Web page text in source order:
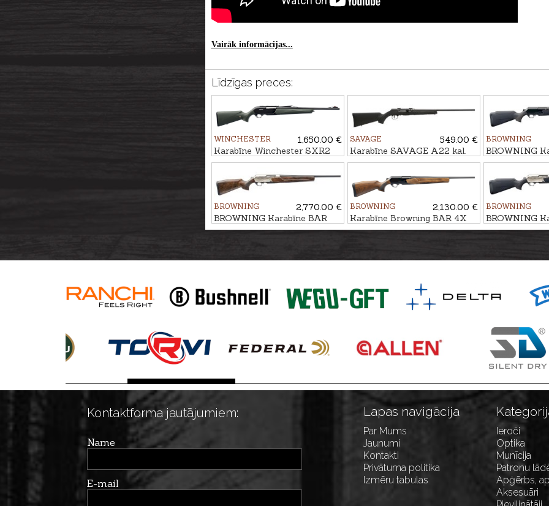
Vairāk informācijas...
Līdzīgas preces:
WINCHESTER
1,650.00 €
Karabīne Winchester SXR2
Stealth Threaded kal. .30-06
SAVAGE
549.00 €
Karabīne SAVAGE A22 kal.
.22LR
BROWNING
BROWNING
4X Hunter
.30-06 M14x1
BROWNING
2,770.00 €
BROWNING Karabīne BAR
4X Ultimate Bavarian 3GR
BROWNING
2,130.00 €
Karabīne Browning BAR 4X
Hunter Bavarian GR2 kal. .30-
BROWNING
BROWNING
4X Ultimate
Kontaktforma jautājumiem:
Name
E-mail
Lapas navigācija
Par Mums
Jaunumi
Kontakti
Privātuma politika
Izmēru tabulas
Ieroči
Optika
Munīcija
Patronu
Apģērbs,
Aksesuāri